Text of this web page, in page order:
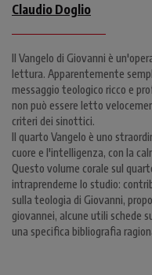
Claudio Doglio
Il Vangelo di Giovanni è
lettura. Apparentemente
messaggio teologico ricco e
non può essere letto
criteri dei sinottici.
Il quarto Vangelo è uno
cuore e l'intelligenza, con la
Questo volume corale sul
intraprenderne lo studio:
sulla teologia di Giovanni,
giovannei, alcune utili schede
una specifica bibliografia